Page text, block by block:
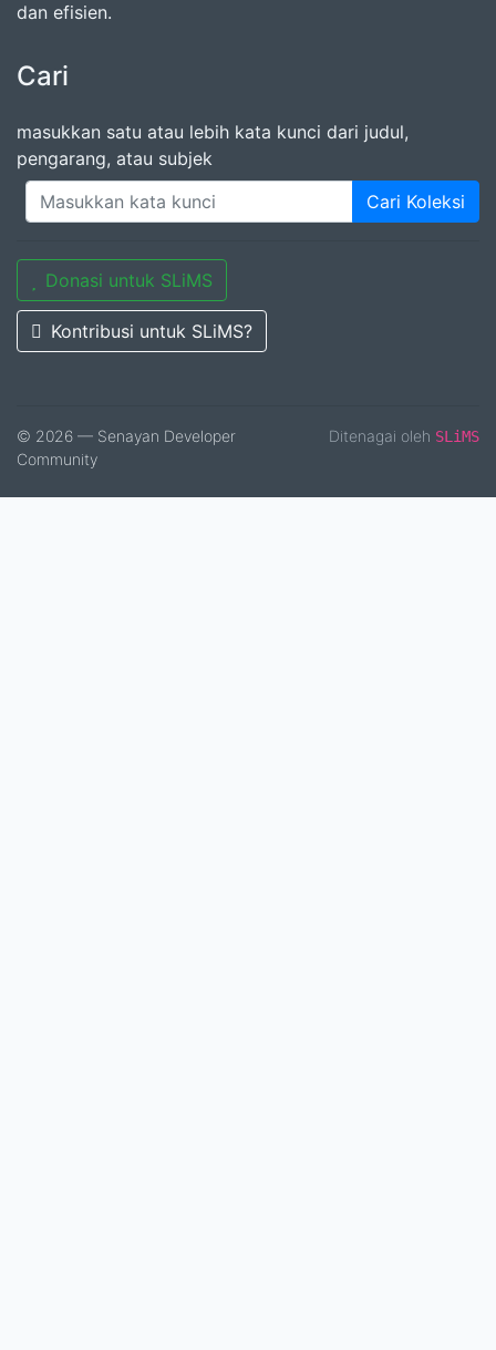
dan efisien.
Cari
masukkan satu atau lebih kata kunci dari judul,
pengarang, atau subjek
Cari Koleksi
Donasi untuk SLiMS
Kontribusi untuk SLiMS?
© 2026 — Senayan Developer
Community
Ditenagai oleh SLiMS